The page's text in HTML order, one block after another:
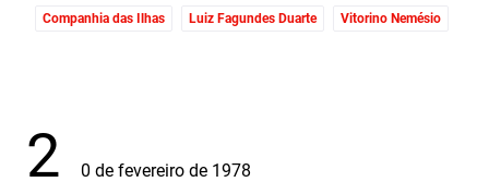
Companhia das Ilhas Luiz Fagundes Duarte Vitorino Nemésio
2 0 de fevereiro de 1978